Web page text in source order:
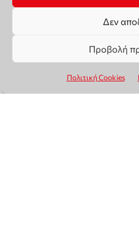
Δεν
Προβολή
Πολιτική Cookies